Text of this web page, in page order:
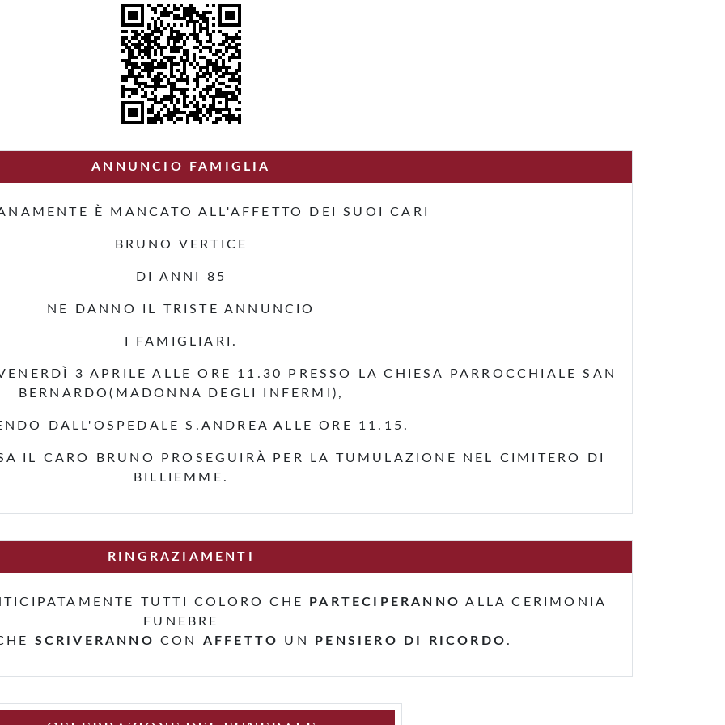
ANNUNCIO FAMIGLIA
È MANCATO ALL'AFFETTO DEI SUOI CARI
BRUNO VERTICE
DI ANNI 85
NE DANNO IL TRISTE ANNUNCIO
I FAMIGLIARI.
3 APRILE ALLE ORE 11.30 PRESSO LA CHIESA PARROCCHIALE SAN
BERNARDO(MADONNA DEGLI INFERMI),
DALL'OSPEDALE S.ANDREA ALLE ORE 11.15.
IL CARO BRUNO PROSEGUIRÀ PER LA TUMULAZIONE NEL CIMITERO DI
BILLIEMME.
RINGRAZIAMENTI
TUTTI COLORO CHE PARTECIPERANNO ALLA CERIMONIA
FUNEBRE
SCRIVERANNO CON AFFETTO UN PENSIERO DI RICORDO .